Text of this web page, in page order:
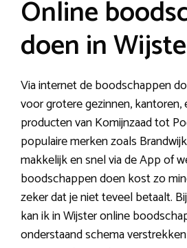
Online
doen in
Via internet de boodschappen
voor grotere gezinnen, kantoren,
producten van Komijnzaad tot
populaire merken zoals
makkelijk en snel via de App of
boodschappen doen kost zo
zeker dat je niet teveel betaalt.
kan ik in Wijster online
onderstaand schema